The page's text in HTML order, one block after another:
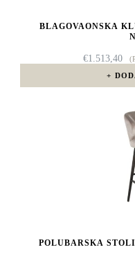
BLAGOVAONSKA
€1.513,40
POLUBARSKA